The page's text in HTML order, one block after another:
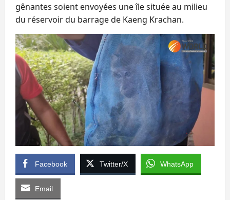
gênantes soient envoyées une île située au milieu
du réservoir du barrage de Kaeng Krachan.
Facebook Twitter/X WhatsApp
Email